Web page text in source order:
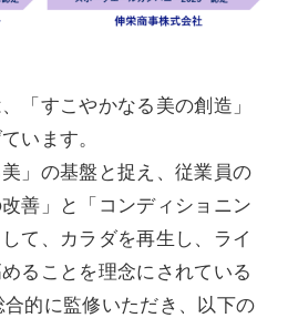
「すこやかなる美の創造」
います。
」の基盤と捉え、従業員の
善」と「コンディショニン
て、カラダを再生し、ライ
ることを理念にされている
合的に監修いただき、以下の